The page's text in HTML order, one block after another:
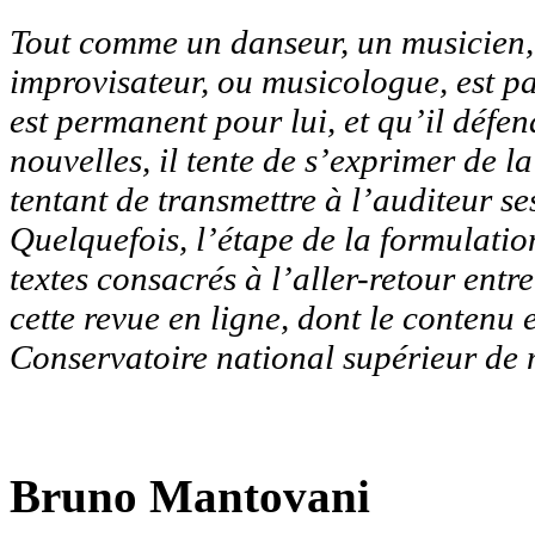
Tout comme un danseur, un
improvisateur, ou musicologue, est
est permanent pour lui, et qu’il
nouvelles, il tente de s’exprimer de
tentant de transmettre à l’auditeur
Quelquefois, l’étape de la
textes consacrés à l’aller-retour
cette revue en ligne, dont le contenu
Conservatoire national supérieur de
Bruno Mantovani